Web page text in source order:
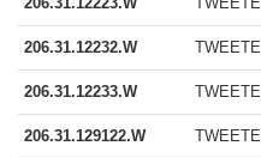
206.31.12232.W
206.31.12233.W
206.31.129122.W